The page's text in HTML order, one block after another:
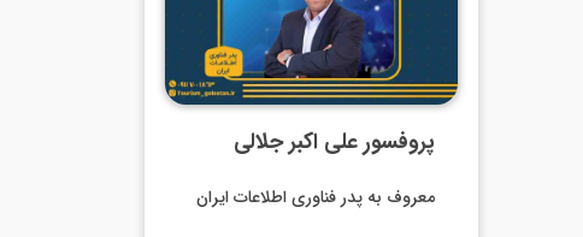
پروفسور علی اکبر جلالی
معروف به پدر فناوری اطلاعات ایران